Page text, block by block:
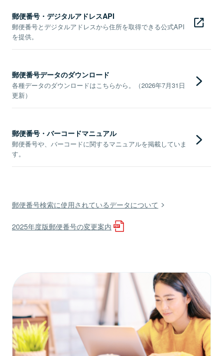
郵便番号・デジタルアドレスAPI
郵便番号とデジタルアドレスから住所を取得できる公式API
を提供。
郵便番号データのダウンロード
各種データのダウンロードはこちらから。（2026年7月31日
更新）
郵便番号・バーコードマニュアル
郵便番号や、バーコードに関するマニュアルを掲載していま
す。
郵便番号検索に使用されているデータについて
2025年度版郵便番号の変更案内